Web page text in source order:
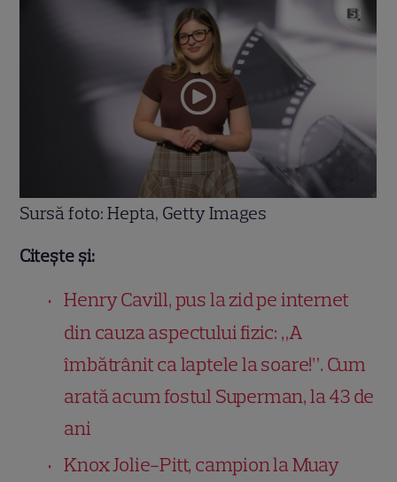
Sursă foto: Hepta, Getty Images
Citește și:
Henry Cavill, pus la zid pe internet
din cauza aspectului fizic: „A
îmbătrânit ca laptele la soare!”. Cum
arată acum fostul Superman, la 43 de
ani
Knox Jolie-Pitt, campion la Muay